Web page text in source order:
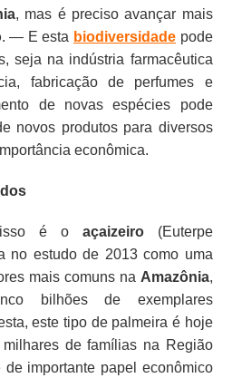
, mas é preciso avançar mais
. — E esta biodiversidade pode
seja na indústria farmacêutica
fabricação de perfumes e
de novas espécies pode
novos produtos para diversos
econômica.
é o açaizeiro(Euterpe
no estudo de 2013 como uma
mais comuns na Amazônia,
bilhões de exemplares
este tipo de palmeira é hoje
de famílias na Região
de importante papel econômico